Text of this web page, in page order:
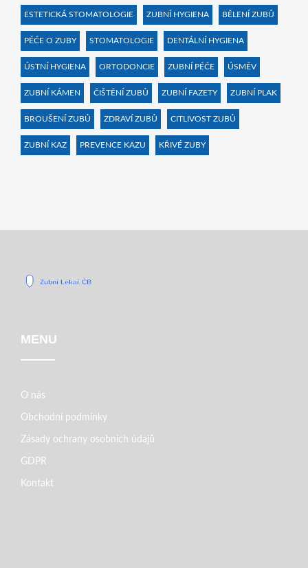
ESTETICKÁ STOMATOLOGIE ZUBNÍ HYGIENA BĚLENÍ ZUBŮ
PÉČE O ZUBY STOMATOLOGIE DENTÁLNÍ HYGIENA
ÚSTNÍ HYGIENA ORTODONCIE ZUBNÍ PÉČE ÚSMĚV
ZUBNÍ KÁMEN ČIŠTĚNÍ ZUBŮ ZUBNÍ FAZETY ZUBNÍ PLAK
BROUŠENÍ ZUBŮ ZDRAVÍ ZUBŮ CITLIVOST ZUBŮ
ZUBNÍ KAZ PREVENCE KAZU KŘIVÉ ZUBY
MENU
O nás
Obchodní podmínky
Zásady ochrany osobních údajů
GDPR
Kontakt